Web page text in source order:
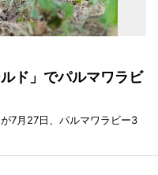
ド」でパルマワラビ
7月27日、パルマワラビー3